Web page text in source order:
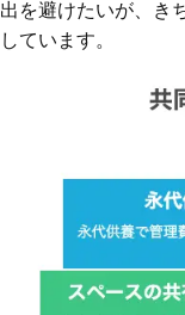
出を避けたいが、き
しています。